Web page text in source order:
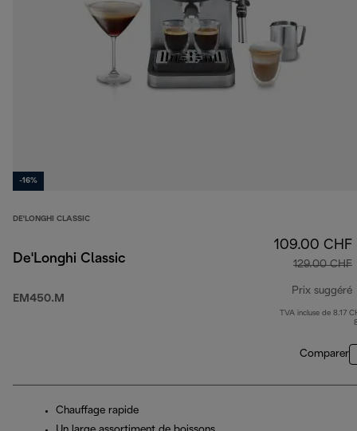
-16%
DE'LONGHI CLASSIC
De'Longhi Classic
EM450.M
109.00 CHF
129.00 CHF
Prix suggéré
TVA incluse de 8.17
Comparer
Chauffage rapide